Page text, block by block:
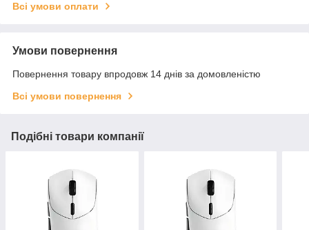
Всі умови оплати
Умови повернення
Повернення товару впродовж 14 днів за домовленістю
Всі умови повернення
Подібні товари компанії